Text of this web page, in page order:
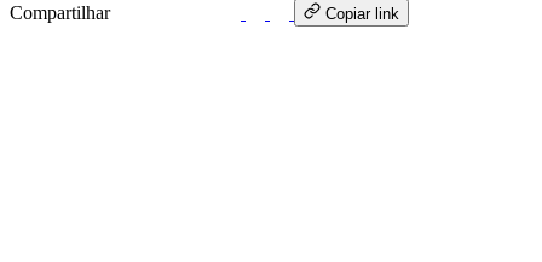
Compartilhar Copiar link